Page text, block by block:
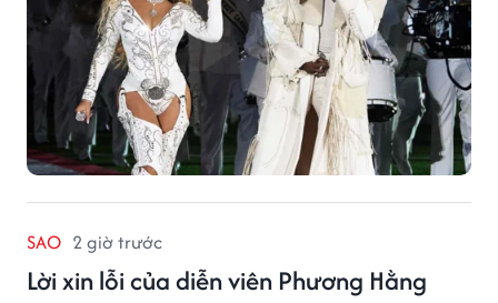
SAO 2 giờ trước
Lời xin lỗi của diễn viên Phương Hằng